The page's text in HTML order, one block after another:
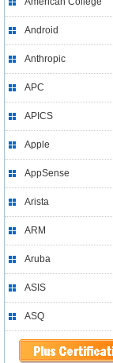
Android
Anthropic
APC
APICS
Apple
AppSense
Arista
ARM
Aruba
ASIS
ASQ